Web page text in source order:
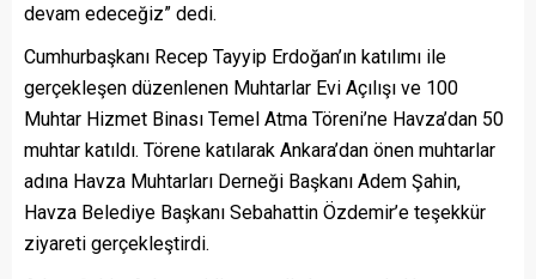
devam edeceğiz” dedi.
Cumhurbaşkanı Recep Tayyip Erdoğan’ın katılımı ile
gerçekleşen düzenlenen Muhtarlar Evi Açılışı ve 100
Muhtar Hizmet Binası Temel Atma Töreni’ne Havza’dan 50
muhtar katıldı. Törene katılarak Ankara’dan önen muhtarlar
adına Havza Muhtarları Derneği Başkanı Adem Şahin,
Havza Belediye Başkanı Sebahattin Özdemir’e teşekkür
ziyareti gerçekleştirdi.